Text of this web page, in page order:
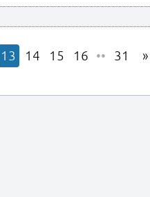
13 14 15 16 •• 31